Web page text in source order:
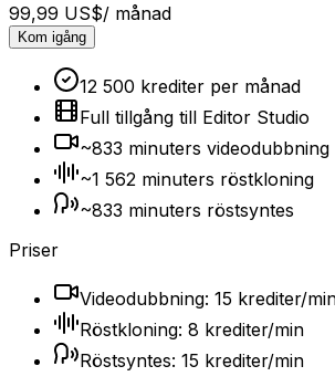
99,99 US$/ månad
Kom igång
12 500 krediter per månad
Full tillgång till Editor Studio
~833 minuters videodubbning
~1 562 minuters röstkloning
~833 minuters röstsyntes
Priser
Videodubbning: 15 krediter/
Röstkloning: 8 krediter/min
Röstsyntes: 15 krediter/min